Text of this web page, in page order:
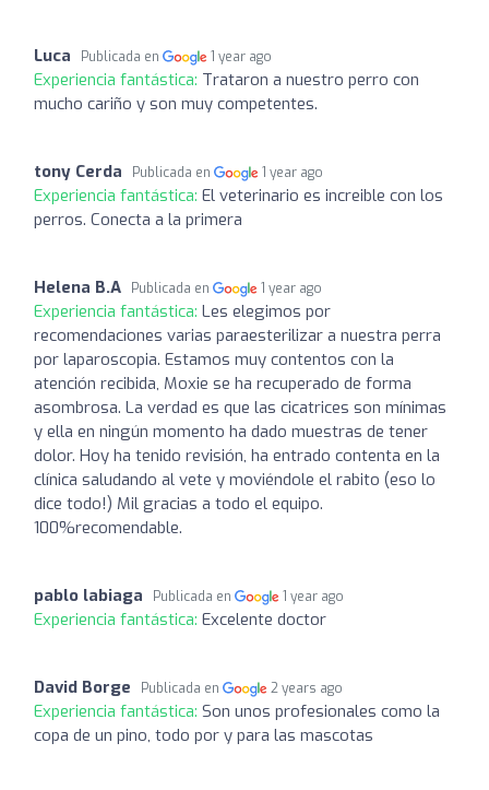
Luca Publicada en 1 year ago
Experiencia fantástica: Trataron a nuestro perro con
mucho cariño y son muy competentes.
tony Cerda Publicada en 1 year ago
Experiencia fantástica: El veterinario es increible con los
perros. Conecta a la primera
Helena B.A Publicada en 1 year ago
Experiencia fantástica: Les elegimos por
recomendaciones varias paraesterilizar a nuestra perra
por laparoscopia. Estamos muy contentos con la
atención recibida, Moxie se ha recuperado de forma
asombrosa. La verdad es que las cicatrices son mínimas
y ella en ningún momento ha dado muestras de tener
dolor. Hoy ha tenido revisión, ha entrado contenta en la
clínica saludando al vete y moviéndole el rabito (eso lo
dice todo!) Mil gracias a todo el equipo.
100%recomendable.
pablo labiaga Publicada en 1 year ago
Experiencia fantástica: Excelente doctor
David Borge Publicada en 2 years ago
Experiencia fantástica: Son unos profesionales como la
copa de un pino, todo por y para las mascotas